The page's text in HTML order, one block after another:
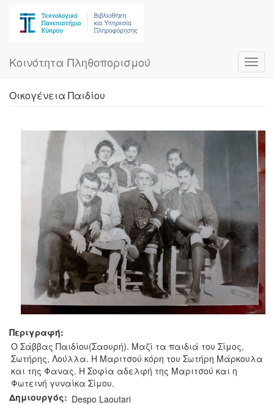
Κοινότητα Πληθοπορισμού
Οικογένεια Παιδίου
Περιγραφή:
O Σάββας Παιδίου(Σαουρή). Μαζί τα παιδιά του Σίμος,
Σωτήρης, Λούλλα. Η Μαριτσού κόρη του Σωτήρη Μάρκουλα
και της Φανας. Η Σοφία αδελφή της Μαριτσού και η
Φωτεινή γυναίκα Σίμου.
Δημιουργός: Despo Laoutari